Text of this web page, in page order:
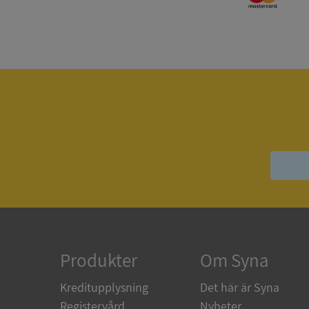
Produkter
Kreditupplysning
Om Syna
Det här är Syna
Strikt nödvändiga
Namn
ARRAffinity